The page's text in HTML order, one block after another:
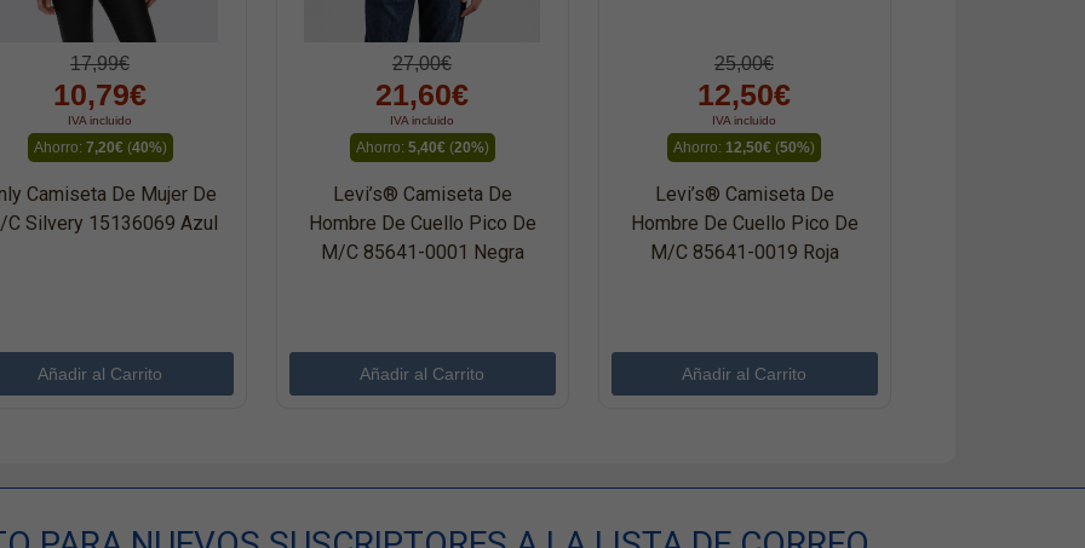
17,99€
10,79€
IVA incluido
Ahorro: 7,20€(40%)
Camiseta De Mujer De
c Silvery 15136069 Azul
27,00€
21,60€
IVA incluido
Ahorro: 5,40€(20%)
Levi’s® Camiseta De
Hombre De Cuello Pico De
M/c 85641-0001 Negra
25,00€
12,50€
IVA incluido
Ahorro: 12,50€ (50%)
Levi’s® Camiseta De
Hombre De Cuello Pico De
M/c 85641-0019 Roja